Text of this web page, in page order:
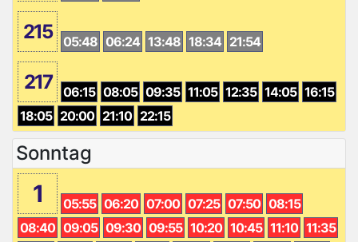
215 05:48 06:24 13:48 18:34 21:54
217 06:15 08:05 09:35 11:05 12:35 14:05 16:15
18:05 20:00 21:10 22:15
Sonntag
1 05:55 06:20 07:00 07:25 07:50 08:15
08:40 09:05 09:30 09:55 10:20 10:45 11:10 11:35